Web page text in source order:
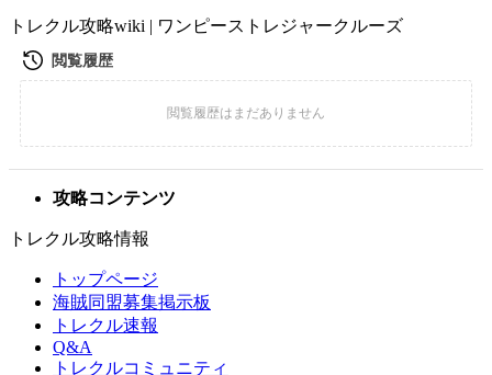
トレクル攻略wiki | ワンピーストレジャークルーズ
攻略コンテンツ
トレクル攻略情報
トップページ
海賊同盟募集掲示板
トレクル速報
Q&A
トレクルコミュニティ